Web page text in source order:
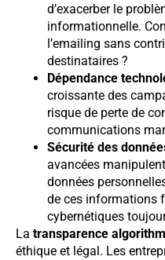
d’exacerber le
informationnelle.
l’emailing sans
destinataires ?
Dépendance
croissante des
risque de perte de
communications
Sécurité des
avancées
données
de ces informations
cybernétiques
La transparence
éthique et légal. Les